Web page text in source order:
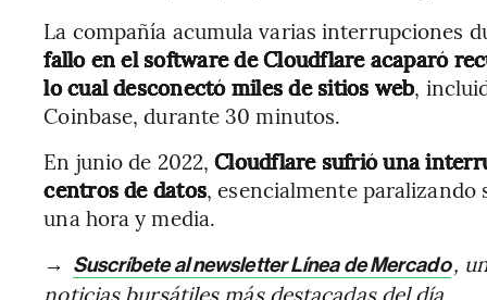
La compañía acumula varias interrupciones
fallo en el software de Cloudflare acaparó
lo cual desconectó miles de sitios web,
Coinbase, durante 30 minutos.
En junio de 2022,Cloudflare sufrió una
centros de datos, esencialmente
una hora y media.
→ Suscríbete al newsletter Línea de Mercado,
noticias bursátiles más destacadas del día.